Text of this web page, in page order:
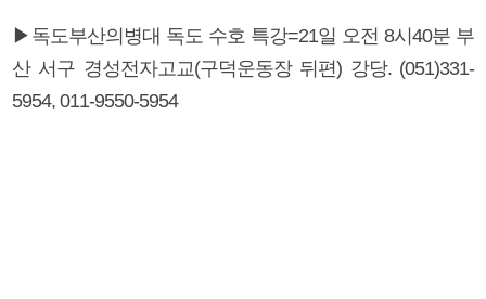
▶독도부산의병대 독도 수호 특강=21일 오전 8시40분 부
산 서구 경성전자고교(구덕운동장 뒤편) 강당. (051)331-
5954, 011-9550-5954